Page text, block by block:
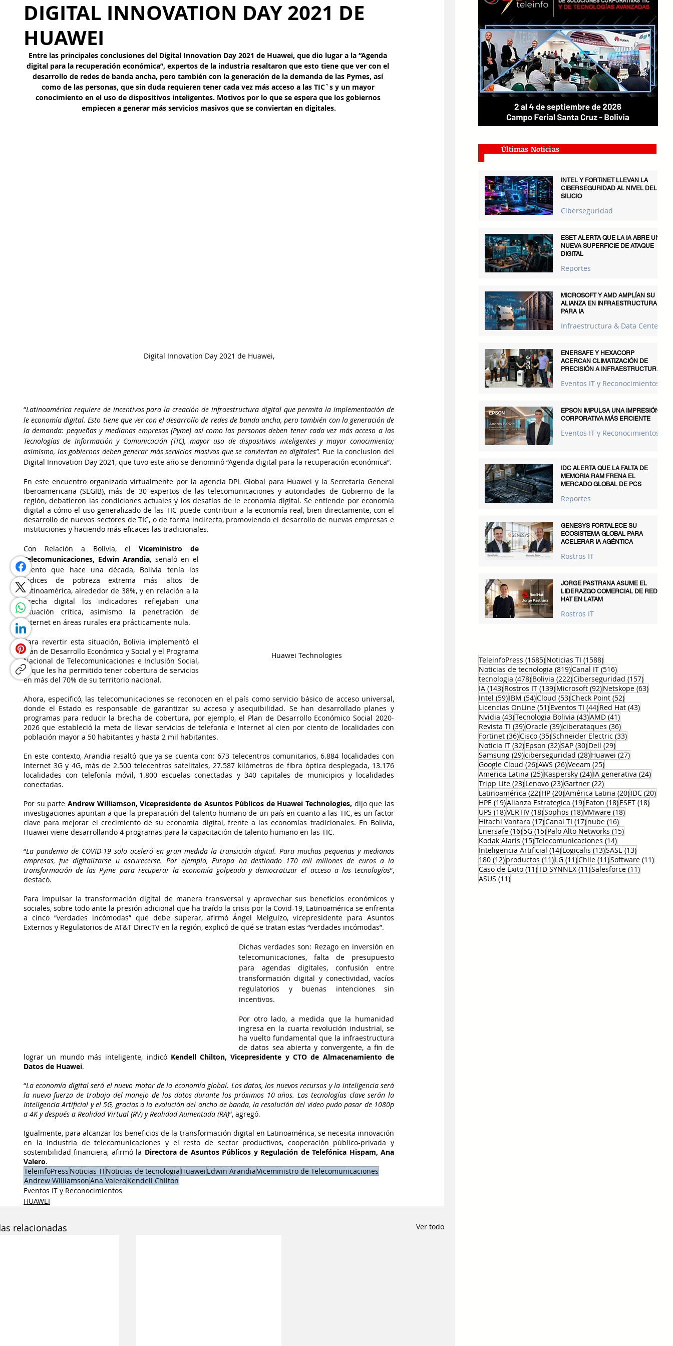
DIGITAL INNOVATION DAY 2021 DE
HUAWEI
Entre las principales conclusiones del Digital Innovation Day 2021 de Huawei, que dio lugar a la “Agenda
digital para la recuperación económica”, expertos de la industria resaltaron que esto tiene que ver con el
desarrollo de redes de banda ancha, pero también con la generación de la demanda de las Pymes, así
como de las personas, que sin duda requieren tener cada vez más acceso a las TIC`s y un mayor
conocimiento en el uso de dispositivos inteligentes. Motivos por lo que se espera que los gobiernos
empiecen a generar más servicios masivos que se conviertan en digitales.
Digital Innovation Day 2021 de Huawei,
“Latinoamérica requiere de incentivos para la creación de infraestructura digital que permita la implementación de
le economía digital. Esto tiene que ver con el desarrollo de redes de banda ancha, pero también con la generación de
la demanda: pequeñas y medianas empresas (Pyme) así como las personas deben tener cada vez más acceso a las
Tecnologías de Información y Comunicación (TIC), mayor uso de dispositivos inteligentes y mayor conocimiento;
asimismo, los gobiernos deben generar más servicios masivos que se conviertan en digitales”. Fue la conclusion del
Digital Innovation Day 2021, que tuvo este año se denominó “Agenda digital para la recuperación económica”.
En este encuentro organizado virtualmente por la agencia DPL Global para Huawei y la Secretaría General
Iberoamericana (SEGIB), más de 30 expertos de las telecomunicaciones y autoridades de Gobierno de la
región, debatieron las condiciones actuales y los desafíos de le economía digital. Se entiende por economía
digital a cómo el uso generalizado de las TIC puede contribuir a la economía real, bien directamente, con el
desarrollo de nuevos sectores de TIC, o de forma indirecta, promoviendo el desarrollo de nuevas empresas e
instituciones y haciendo más eficaces las tradicionales.
Huawei Technologies
Con Relación a Bolivia, el Viceministro de
Telecomunicaciones, Edwin Arandia, señaló en el
evento que hace una década, Bolivia tenía los
índices de pobreza extrema más altos de
Latinoamérica, alrededor de 38%, y en relación a la
brecha digital los indicadores reflejaban una
situación crítica, asimismo la penetración de
Internet en áreas rurales era prácticamente nula.
Para revertir esta situación, Bolivia implementó el
Plan de Desarrollo Económico y Social y el Programa
Nacional de Telecomunicaciones e Inclusión Social,
lo que les ha permitido tener cobertura de servicios
en más del 70% de su territorio nacional.
Ahora, especificó, las telecomunicaciones se reconocen en el país como servicio básico de acceso universal,
donde el Estado es responsable de garantizar su acceso y asequibilidad. Se han desarrollado planes y
programas para reducir la brecha de cobertura, por ejemplo, el Plan de Desarrollo Económico Social 2020-
2026 que estableció la meta de llevar servicios de telefonía e Internet al cien por ciento de localidades con
población mayor a 50 habitantes y hasta 2 mil habitantes.
En este contexto, Arandia resaltó que ya se cuenta con: 673 telecentros comunitarios, 6.884 localidades con
Internet 3G y 4G, más de 2.500 telecentros satelitales, 27.587 kilómetros de fibra óptica desplegada, 13.176
localidades con telefonía móvil, 1.800 escuelas conectadas y 340 capitales de municipios y localidades
conectadas.
Por su parte Andrew Williamson, Vicepresidente de Asuntos Públicos de Huawei Technologies, dijo que las
investigaciones apuntan a que la preparación del talento humano de un país en cuanto a las TIC, es un factor
clave para mejorar el crecimiento de su economía digital, frente a las economías tradicionales. En Bolivia,
Huawei viene desarrollando 4 programas para la capacitación de talento humano en las TIC.
“La pandemia de COVID-19 solo aceleró en gran medida la transición digital. Para muchas pequeñas y medianas
empresas, fue digitalizarse u oscurecerse. Por ejemplo, Europa ha destinado 170 mil millones de euros a la
transformación de las Pyme para recuperar la economía golpeada y democratizar el acceso a las tecnologías”,
destacó.
Para impulsar la transformación digital de manera transversal y aprovechar sus beneficios económicos y
sociales, sobre todo ante la presión adicional que ha traído la crisis por la Covid-19, Latinoamérica se enfrenta
a cinco “verdades incómodas” que debe superar, afirmó Ángel Melguizo, vicepresidente para Asuntos
Externos y Regulatorios de AT&T DirecTV en la región, explicó de qué se tratan estas “verdades incómodas”.
Dichas verdades son: Rezago en inversión en
telecomunicaciones, falta de presupuesto
para agendas digitales, confusión entre
transformación digital y conectividad, vacíos
regulatorios y buenas intenciones sin
incentivos.
Por otro lado, a medida que la humanidad
ingresa en la cuarta revolución industrial, se
ha vuelto fundamental que la infraestructura
de datos sea abierta y convergente, a fin de
lograr un mundo más inteligente, indicó Kendell Chilton, Vicepresidente y CTO de Almacenamiento de
Datos de Huawei.
“La economía digital será el nuevo motor de la economía global. Los datos, los nuevos recursos y la inteligencia será
la nueva fuerza de trabajo del manejo de los datos durante los próximos 10 años. Las tecnologías clave serán la
Inteligencia Artificial y el 5G, gracias a la evolución del ancho de banda, la resolución del video pudo pasar de 1080p
a 4K y después a Realidad Virtual (RV) y Realidad Aumentada (RA)”, agregó.
Igualmente, para alcanzar los beneficios de la transformación digital en Latinoamérica, se necesita innovación
en la industria de telecomunicaciones y el resto de sector productivos, cooperación público-privada y
sostenibilidad financiera, afirmó la Directora de Asuntos Públicos y Regulación de Telefónica Hispam, Ana
Valero.
TeleinfoPress Noticias TI Noticias de tecnologia Huawei Edwin ArandiaViceministro de Telecomunicaciones
Andrew WilliamsonAna ValeroKendell Chilton
Eventos IT y Reconocimientos
HUAWEI
relacionadas Ver todo
Últimas Noticias
INTEL Y FORTINET LLEVAN LA
CIBERSEGURIDAD AL NIVEL DEL
SILICIO
Ciberseguridad
ESET ALERTA QUE LA IA ABRE UNA
NUEVA SUPERFICIE DE ATAQUE
DIGITAL
Reportes
MICROSOFT Y AMD AMPLÍAN SU
ALIANZA EN INFRAESTRUCTURA
PARA IA
Infraestructura & Data Centers
ENERSAFE Y HEXACORP
ACERCAN CLIMATIZACIÓN DE
PRECISIÓN A INFRAESTRUCTURAS
Eventos IT y Reconocimientos
EPSON IMPULSA UNA IMPRESIÓN
CORPORATIVA MÁS EFICIENTE
Eventos IT y Reconocimientos
IDC ALERTA QUE LA FALTA DE
MEMORIA RAM FRENA EL
MERCADO GLOBAL DE PCS
Reportes
GENESYS FORTALECE SU
ECOSISTEMA GLOBAL PARA
ACELERAR IA AGÉNTICA
Rostros IT
JORGE PASTRANA ASUME EL
LIDERAZGO COMERCIAL DE RED
HAT EN LATAM
Rostros IT
TeleinfoPress (1685)1685 entradas
Noticias TI (1588)1588 entradas
Noticias de tecnologia (819)819 entradas
Canal IT (516)516 entradas
tecnologia (478)478 entradas
Bolivia (222)222 entradas
Ciberseguridad (157)157
IA (143)143 entradas
Rostros IT (139)139 entradas
Microsoft (92)92 entradas
Netskope (63)63
Intel (59)59 entradas
IBM (54)54 entradas
Cloud (53)53 entradas
Check Point (52)52 entradas
Licencias OnLine (51)51 entradas
Eventos TI (44)44 entradas
Red Hat (43)43
Nvidia (43)43 entradas
Tecnologia Bolivia (43)43 entradas
AMD (41)41 entradas
Revista TI (39)39 entradas
Oracle (39)39 entradas
ciberataques (36)36 entradas
Fortinet (36)36 entradas
Cisco (35)35 entradas
Schneider Electric (33)33 entradas
Noticia IT (32)32 entradas
Epson (32)32 entradas
SAP (30)30 entradas
Dell (29)29 entradas
Samsung (29)29 entradas
ciberseguridad (28)28 entradas
Huawei (27)27 entradas
Google Cloud (26)26 entradas
AWS (26)26 entradas
Veeam (25)25 entradas
America Latina (25)25 entradas
Kaspersky (24)24 entradas
IA generativa (24)24
Tripp Lite (23)23 entradas
Lenovo (23)23 entradas
Gartner (22)22 entradas
Latinoamérica (22)22 entradas
HP (20)20 entradas
América Latina (20)20 entradas
IDC (20)20
HPE (19)19 entradas
Alianza Estrategica (19)19 entradas
Eaton (18)18 entradas
ESET (18)18
UPS (18)18 entradas
VERTIV (18)18 entradas
Sophos (18)18 entradas
VMware (18)18 entradas
Hitachi Vantara (17)17 entradas
Canal TI (17)17 entradas
nube (16)16 entradas
Enersafe (16)16 entradas
5G (15)15 entradas
Palo Alto Networks (15)15 entradas
Kodak Alaris (15)15 entradas
Telecomunicaciones (14)14 entradas
Inteligencia Artificial (14)14 entradas
Logicalis (13)13 entradas
SASE (13)13
180 (12)12 entradas
productos (11)11 entradas
LG (11)11 entradas
Chile (11)11 entradas
Software (11)11
Caso de Éxito (11)11 entradas
TD SYNNEX (11)11 entradas
Salesforce (11)11
ASUS (11)11 entradas